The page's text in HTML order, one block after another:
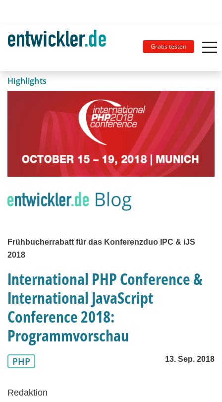
Gratis testen
Highlights
Frühbucherrabatt für das Konferenzduo IPC & iJS
2018
International PHP Conference &
International JavaScript
Conference 2018:
Programmvorschau
PHP 13. Sep. 2018
Redaktion